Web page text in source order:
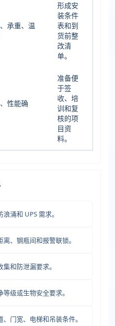
承重、温
形成安
装条件
表和到
货前整
改清
单。
性能确
准备便
于签
收、培
训和复
核的项
目资
料。
涌和 UPS 需求。
、钢瓶间和报警联锁。
和防泄漏要求。
级或生物安全要求。
门宽、电梯和吊装条件。